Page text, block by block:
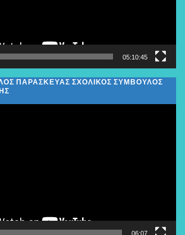
05:10:45
ΠΑΡΑΣΚΕΥΑΣ ΣΧΟΛΙΚΌΣ ΣΎΜΒΟΥΛΟΣ
06:07